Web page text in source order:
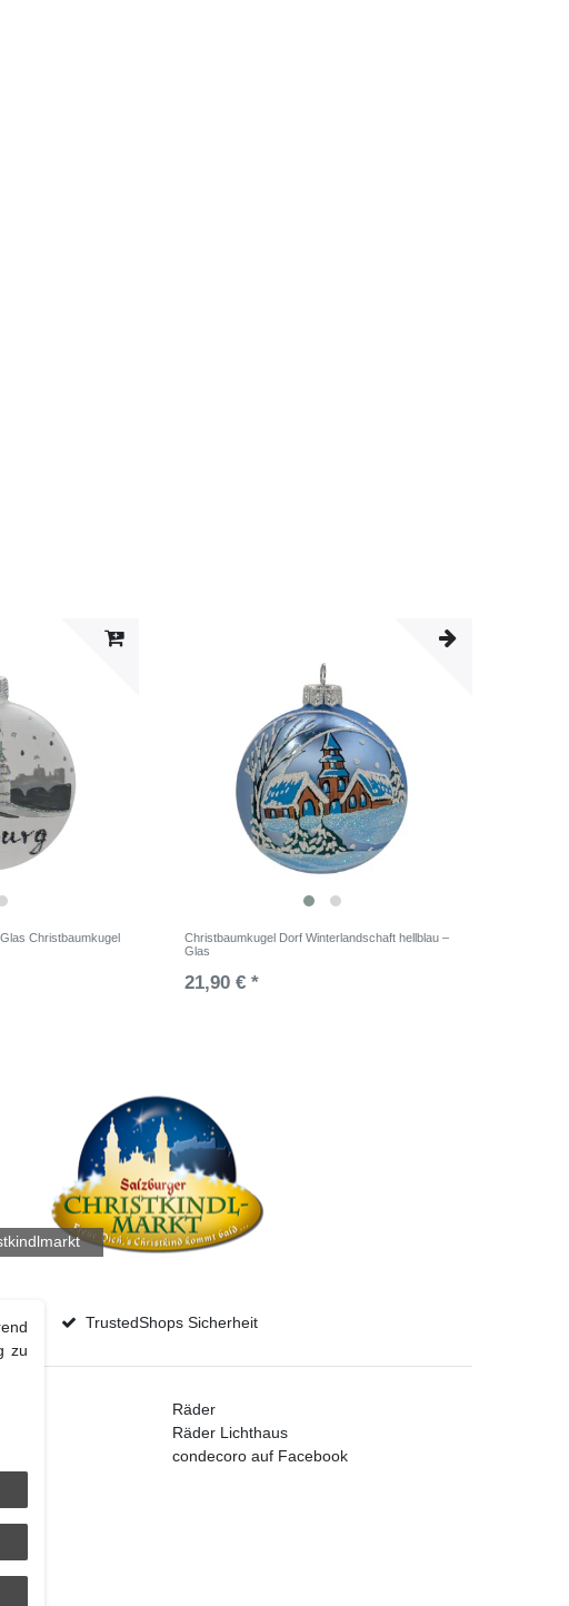
Christbaumkugel
Christbaumkugel Dorf Winterlandschaft hellblau –
Glas
21,90 € *
TrustedShops Sicherheit
Räder
Räder Lichthaus
condecoro auf Facebook
zu